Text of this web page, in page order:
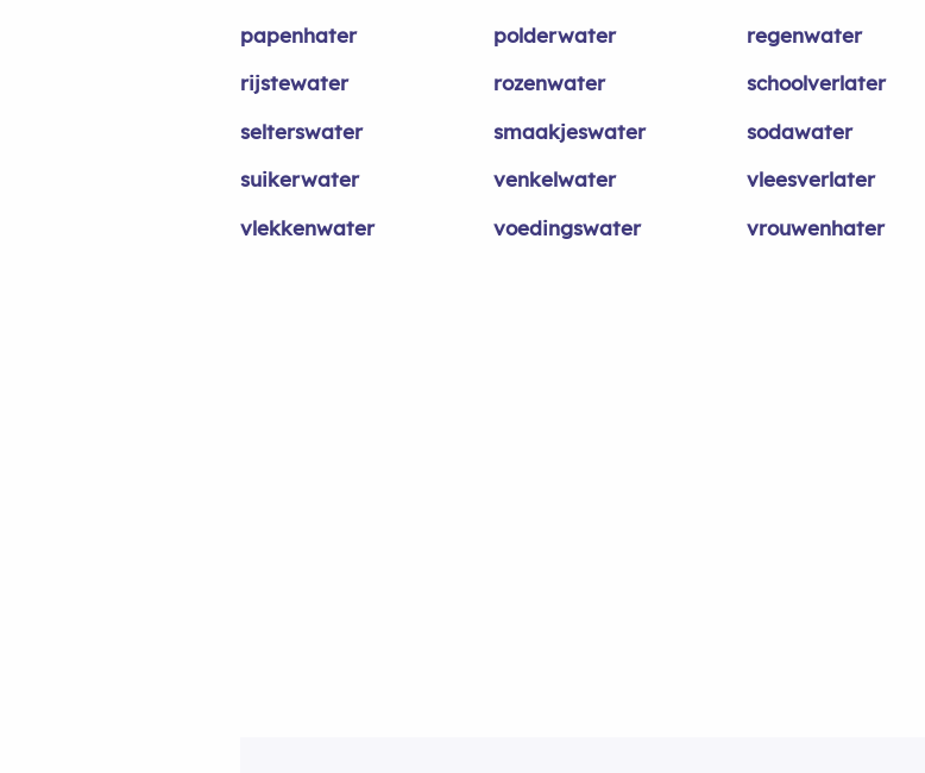
papenhater
polderwater
regenwater
rijstewater
rozenwater
schoolverlater
selterswater
smaakjeswater
sodawater
suikerwater
venkelwater
vleesverlater
vlekkenwater
voedingswater vrouwenhater